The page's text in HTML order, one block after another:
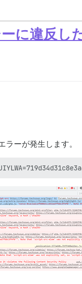
に違反し
ラーが発生します。